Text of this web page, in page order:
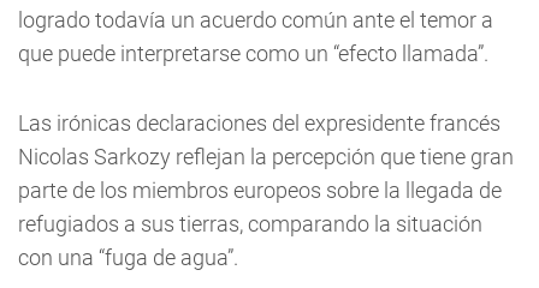
logrado todavía un acuerdo común ante el temor a
que puede interpretarse como un “efecto llamada”.
Las irónicas declaraciones del expresidente francés
Nicolas Sarkozy reflejan la percepción que tiene gran
parte de los miembros europeos sobre la llegada de
refugiados a sus tierras, comparando la situación
con una “fuga de agua”.